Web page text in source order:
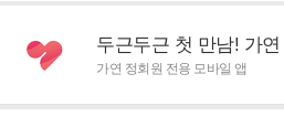
두근두근 첫 만남! 가
가연 정회원 전용 모바일 앱